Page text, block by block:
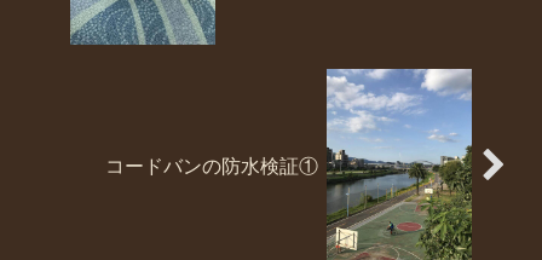
コードバンの防水検証①